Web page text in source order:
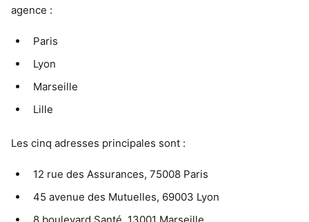
agence :
Paris
Lyon
Marseille
Lille
Les cinq adresses principales sont :
12 rue des Assurances, 75008 Paris
45 avenue des Mutuelles, 69003 Lyon